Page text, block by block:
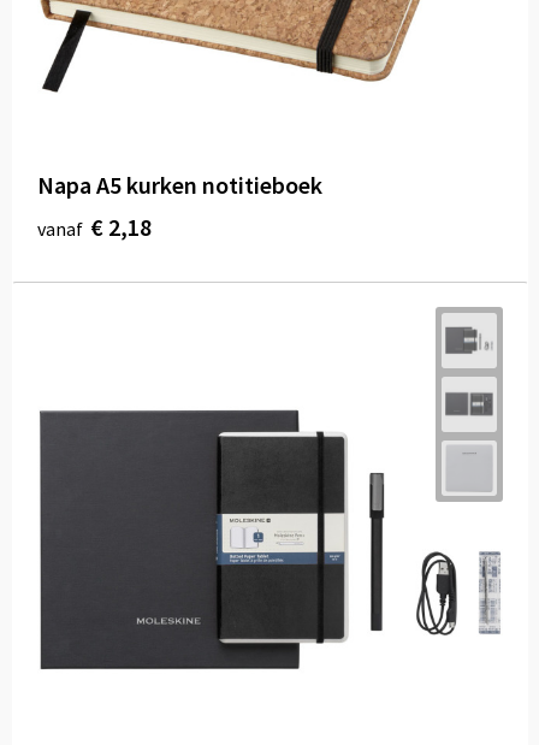
Napa A5 kurken notitieboek
vanaf € 2,18